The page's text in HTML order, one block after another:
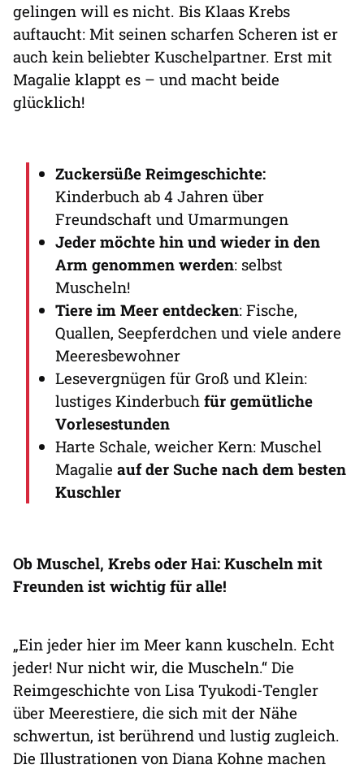
gelingen will es nicht. Bis Klaas Krebs
auftaucht: Mit seinen scharfen Scheren ist er
auch kein beliebter Kuschelpartner. Erst mit
Magalie klappt es – und macht beide
glücklich!
Zuckersüße Reimgeschichte:
Kinderbuch ab 4 Jahren über
Freundschaft und Umarmungen
Jeder möchte hin und wieder in den
Arm genommen werden: selbst
Muscheln!
Tiere im Meer entdecken: Fische,
Quallen, Seepferdchen und viele andere
Meeresbewohner
Lesevergnügen für Groß und Klein:
lustiges Kinderbuch für gemütliche
Vorlesestunden
Harte Schale, weicher Kern: Muschel
Magalie auf der Suche nach dem besten
Kuschler
Ob Muschel, Krebs oder Hai: Kuscheln mit
Freunden ist wichtig für alle!
„Ein jeder hier im Meer kann kuscheln. Echt
jeder! Nur nicht wir, die Muscheln.“ Die
Reimgeschichte von Lisa Tyukodi-Tengler
über Meerestiere, die sich mit der Nähe
schwertun, ist berührend und lustig zugleich.
Die Illustrationen von Diana Kohne machen